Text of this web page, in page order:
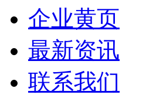
企业黄页
最新资讯
联系我们